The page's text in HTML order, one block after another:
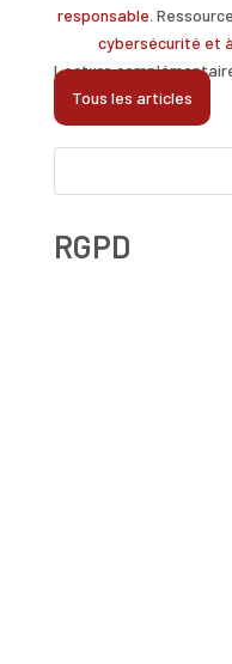
responsable .
cybersécurité et
Lecture
Tous les articles
RGPD